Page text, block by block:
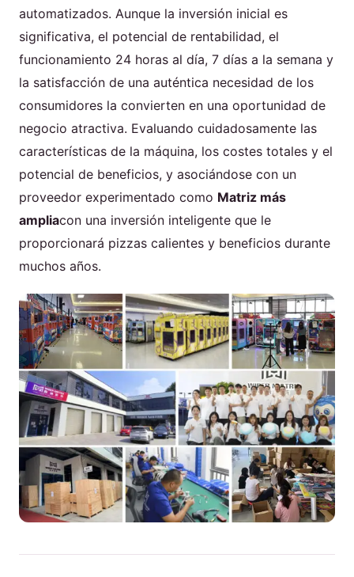
automatizados. Aunque la inversión inicial es
significativa, el potencial de rentabilidad, el
funcionamiento 24 horas al día, 7 días a la semana y
la satisfacción de una auténtica necesidad de los
consumidores la convierten en una oportunidad de
negocio atractiva. Evaluando cuidadosamente las
características de la máquina, los costes totales y el
potencial de beneficios, y asociándose con un
proveedor experimentado como Matriz más
ampliacon una inversión inteligente que le
proporcionará pizzas calientes y beneficios durante
muchos años.